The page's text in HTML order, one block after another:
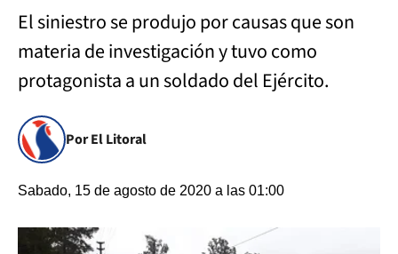
El siniestro se produjo por causas que son
materia de investigación y tuvo como
protagonista a un soldado del Ejército.
Por El Litoral
Sabado, 15 de agosto de 2020 a las 01:00